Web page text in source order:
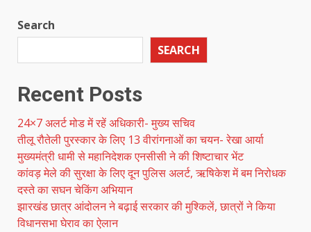
Search
SEARCH
Recent Posts
24×7 अलर्ट मोड में रहें अधिकारी- मुख्य सचिव
तीलू रौतेली पुरस्कार के लिए 13 वीरांगनाओं का चयन- रेखा आर्या
मुख्यमंत्री धामी से महानिदेशक एनसीसी ने की शिष्टाचार भेंट
कांवड़ मेले की सुरक्षा के लिए दून पुलिस अलर्ट, ऋषिकेश में बम निरोधक
दस्ते का सघन चेकिंग अभियान
झारखंड छात्र आंदोलन ने बढ़ाई सरकार की मुश्किलें, छात्रों ने किया
विधानसभा घेराव का ऐलान